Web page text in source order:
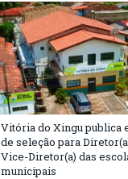
Vitória do Xingu publica
de seleção para
Vice-Diretor(a) das
municipais